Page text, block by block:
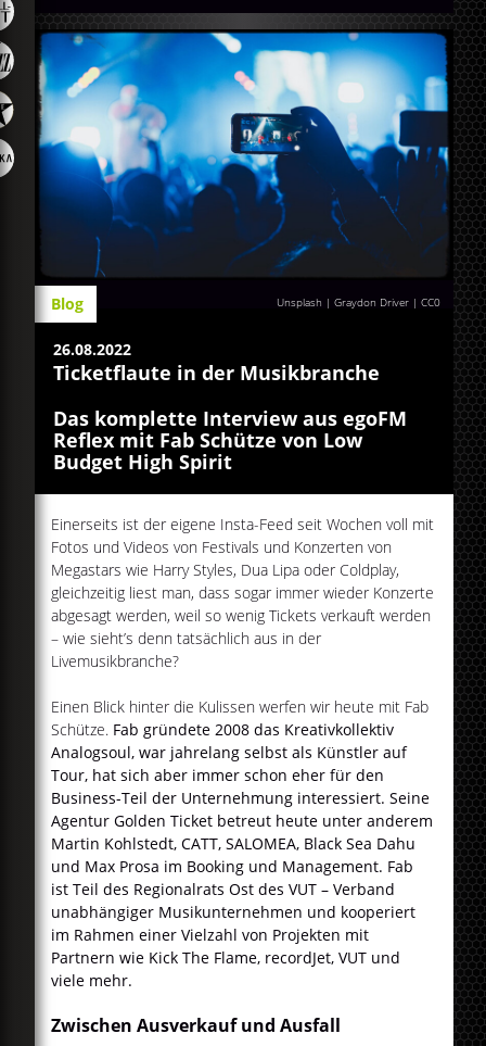
Unsplash | Graydon Driver |CC0
Blog
26.08.2022
Ticketflaute in der Musikbranche
Das komplette Interview aus egoFM
Reflex mit Fab Schütze von Low
Budget High Spirit
Einerseits ist der eigene Insta-Feed seit Wochen voll mit
Fotos und Videos von Festivals und Konzerten von
Megastars wie Harry Styles, Dua Lipa oder Coldplay,
gleichzeitig liest man, dass sogar immer wieder Konzerte
abgesagt werden, weil so wenig Tickets verkauft werden
– wie sieht’s denn tatsächlich aus in der
Livemusikbranche?
Einen Blick hinter die Kulissen werfen wir heute mit Fab
Schütze. Fab gründete 2008 das Kreativkollektiv
Analogsoul, war jahrelang selbst als Künstler auf
Tour, hat sich aber immer schon eher für den
Business-Teil der Unternehmung interessiert. Seine
Agentur Golden Ticket betreut heute unter anderem
Martin Kohlstedt, CATT, SALOMEA, Black Sea Dahu
und Max Prosa im Booking und Management. Fab
ist Teil des Regionalrats Ost des VUT – Verband
unabhängiger Musikunternehmen und kooperiert
im Rahmen einer Vielzahl von Projekten mit
Partnern wie Kick The Flame, recordJet, VUT und
viele mehr.
Zwischen Ausverkauf und Ausfall